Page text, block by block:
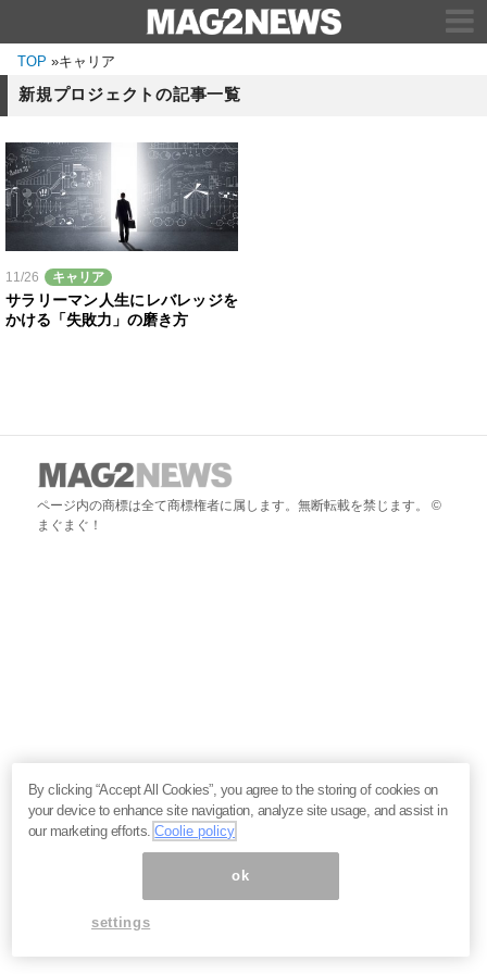
TOP »キャリア
新規プロジェクトの記事一覧
11/26 キャリア
サラリーマン人生にレバレッジを
かける「失敗力」の磨き方
ページ内の商標は全て商標権者に属します。無断転載を禁じます。 ©
まぐまぐ！
By clicking “Accept All Cookies”, you agree to the storing of cookies on
your device to enhance site navigation, analyze site usage, and assist in
our marketing efforts.Coolie policy
ok
settings